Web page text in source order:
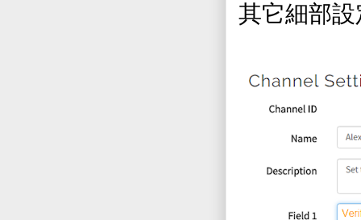
其它細部